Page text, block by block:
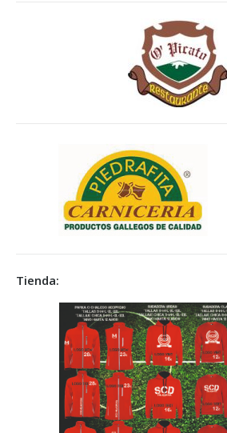
Tienda: